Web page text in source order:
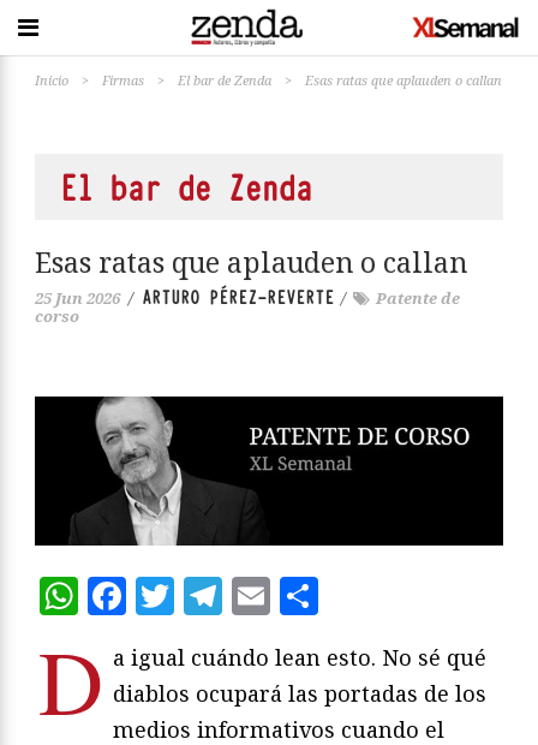
Inicio > Firmas > El bar de Zenda > Esas ratas que aplauden o callan
El bar de Zenda
Esas ratas que aplauden o callan
25 Jun 2026 / ARTURO PÉREZ-REVERTE /
Patente de
corso
WhatsApp
Facebook
Twitter
Telegram
Email
D a igual cuándo lean esto. No sé qué
diablos ocupará las portadas de los
medios informativos cuando el